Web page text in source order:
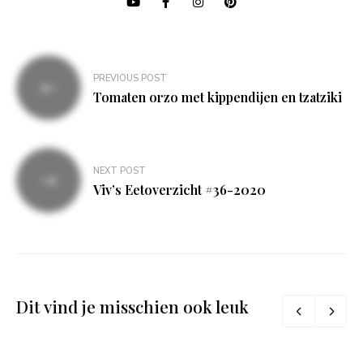
Bericht
navigatie
PREVIOUS POST
Tomaten orzo met kippendijen en tzatziki
NEXT POST
Viv’s Eetoverzicht #36-2020
Dit vind je misschien ook leuk